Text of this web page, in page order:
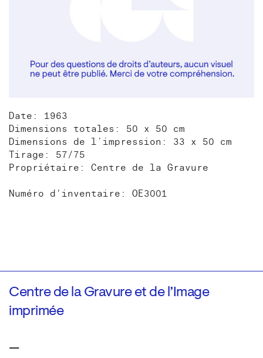
Date: 1963
Dimensions totales: 50 x 50 cm
Dimensions de l’impression: 33 x 50 cm
Tirage: 57/75
Propriétaire: Centre de la Gravure
Numéro d'inventaire: OE3001
Centre de la Gravure et de l’Image
imprimée
—